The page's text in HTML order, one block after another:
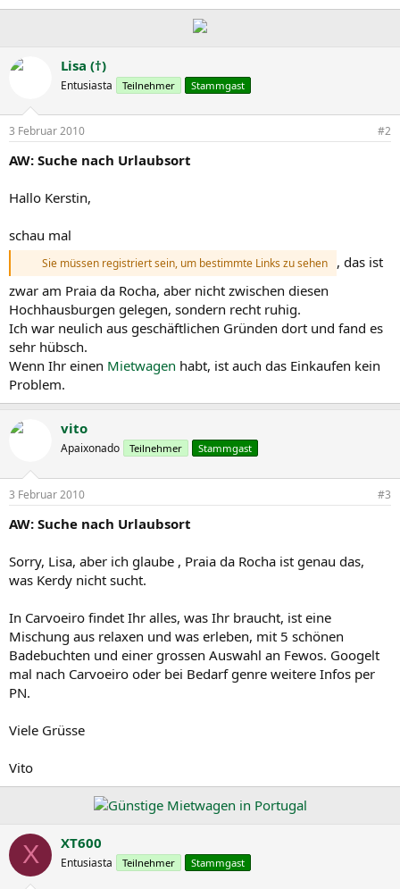
Lisa (†)
Entusiasta Teilnehmer Stammgast
3 Februar 2010 #2
AW: Suche nach Urlaubsort
Hallo Kerstin,
schau mal
Sie müssen registriert sein, um bestimmte Links zu sehen
, das ist
zwar am Praia da Rocha, aber nicht zwischen diesen
Hochhausburgen gelegen, sondern recht ruhig.
Ich war neulich aus geschäftlichen Gründen dort und fand es
sehr hübsch.
Wenn Ihr einen Mietwagen habt, ist auch das Einkaufen kein
Problem.
vito
Apaixonado Teilnehmer Stammgast
3 Februar 2010 #3
AW: Suche nach Urlaubsort
Sorry, Lisa, aber ich glaube , Praia da Rocha ist genau das,
was Kerdy nicht sucht.
In Carvoeiro findet Ihr alles, was Ihr braucht, ist eine
Mischung aus relaxen und was erleben, mit 5 schönen
Badebuchten und einer grossen Auswahl an Fewos. Googelt
mal nach Carvoeiro oder bei Bedarf genre weitere Infos per
PN.
Viele Grüsse
Vito
X XT600
Entusiasta Teilnehmer Stammgast